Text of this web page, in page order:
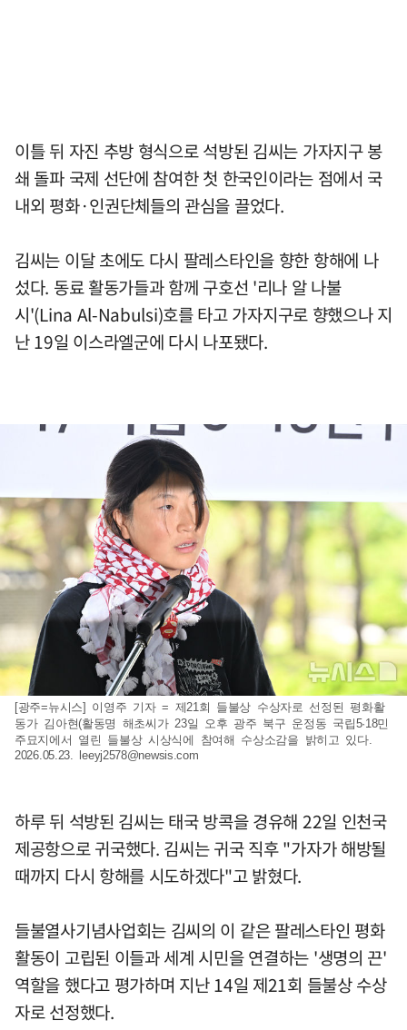
이틀 뒤 자진 추방 형식으로 석방된 김씨는 가자지구 봉
쇄 돌파 국제 선단에 참여한 첫 한국인이라는 점에서 국
내외 평화·인권단체들의 관심을 끌었다.
김씨는 이달 초에도 다시 팔레스타인을 향한 항해에 나
섰다. 동료 활동가들과 함께 구호선 '리나 알 나불
시'(Lina Al-Nabulsi)호를 타고 가자지구로 향했으나 지
난 19일 이스라엘군에 다시 나포됐다.
[광주=뉴시스] 이영주 기자 = 제21회 들불상 수상자로 선정된 평화활
동가 김아현(활동명 해초씨가 23일 오후 광주 북구 운정동 국립5·18민
주묘지에서 열린 들불상 시상식에 참여해 수상소감을 밝히고 있다.
2026.05.23. leeyj2578@newsis.com
하루 뒤 석방된 김씨는 태국 방콕을 경유해 22일 인천국
제공항으로 귀국했다. 김씨는 귀국 직후 "가자가 해방될
때까지 다시 항해를 시도하겠다"고 밝혔다.
들불열사기념사업회는 김씨의 이 같은 팔레스타인 평화
활동이 고립된 이들과 세계 시민을 연결하는 '생명의 끈'
역할을 했다고 평가하며 지난 14일 제21회 들불상 수상
자로 선정했다.